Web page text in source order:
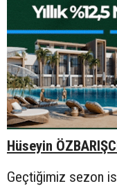
Hüseyin
Geçtiğimiz sezon